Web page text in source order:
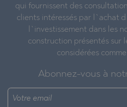
qui fournissent des
clients intéressés par l`achat
l`investissement dans les
construction présentés sur
considérées
Abonnez-vous à